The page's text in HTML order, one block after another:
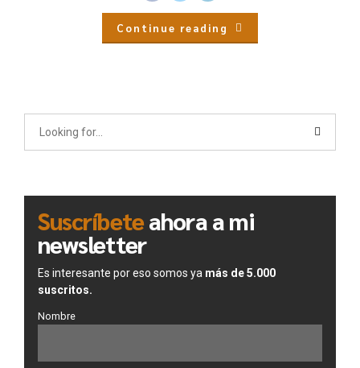
Continue reading
Suscríbeteahora a mi
newsletter
Es interesante por eso somos ya más de 5.000
suscritos.
Nombre